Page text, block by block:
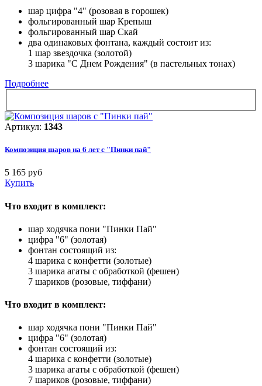
шар цифра "4" (розовая в горошек)
фольгированный шар Крепыш
фольгированный шар Скай
два одинаковых фонтана, каждый состоит из:
1 шар звездочка (золотой)
3 шарика "С Днем Рождения" (в пастельных тонах)
Подробнее
Артикул: 1343
Композиция шаров на 6 лет с "Пинки пай"
5 165 руб
Купить
Что входит в комплект:
шар ходячка пони "Пинки Пай"
цифра "6" (золотая)
фонтан состоящий из:
4 шарика с конфетти (золотые)
3 шарика агаты с обработкой (фешен)
7 шариков (розовые, тиффани)
Что входит в комплект:
шар ходячка пони "Пинки Пай"
цифра "6" (золотая)
фонтан состоящий из:
4 шарика с конфетти (золотые)
3 шарика агаты с обработкой (фешен)
7 шариков (розовые, тиффани)